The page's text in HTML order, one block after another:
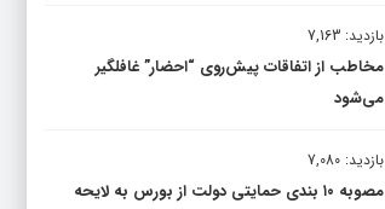
بازدید: 7,163
مخاطب از اتفاقات پیش‌روی “احضار” غافلگیر
می‌شود
بازدید: 7,080
مصوبه ۱۰ بندی حمایتی دولت از بورس به لایحه